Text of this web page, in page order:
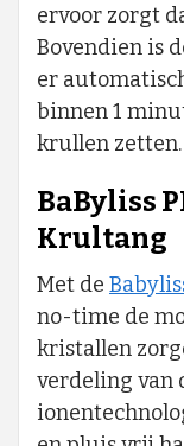
ervoor zorgt
Bovendien is
er
binnen 1
krullen zetten.
BaByliss
Krultang
Met de
no-time de
kristallen
verdeling van